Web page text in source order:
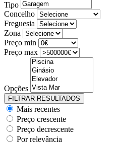
Tipo
Concelho
Freguesia
Zona
Preço min
Preço max
Opções
Mais recentes
Preço crescente
Preço decrescente
Por relevância